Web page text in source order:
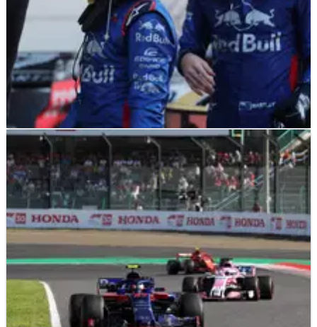
NEWS 19/10/18
Gasly, Hartley ditetapkan untuk penalti grid
COTA